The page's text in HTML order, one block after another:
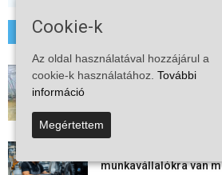
További hírek
Megszűnt a kiskőrösi
Aktuális
munkavállalókra van
Cookie-k
Az oldal használatával hozzájárul a
cookie-k használatához. További
információ
Megértettem